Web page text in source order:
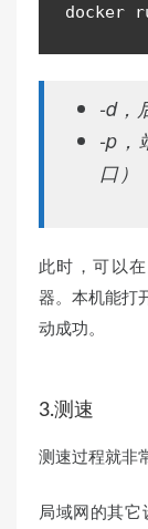
docker
-d，
-p，
口）
此时，可以
器。本机能打
动成功。
3.测速
测速过程就非
局域网的其它